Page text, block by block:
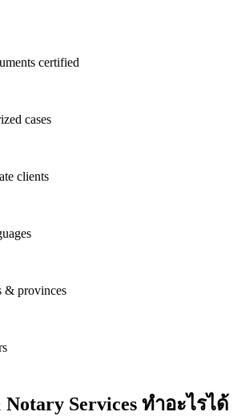
certified
cases
clients
provinces
Services ทำอะไรได้